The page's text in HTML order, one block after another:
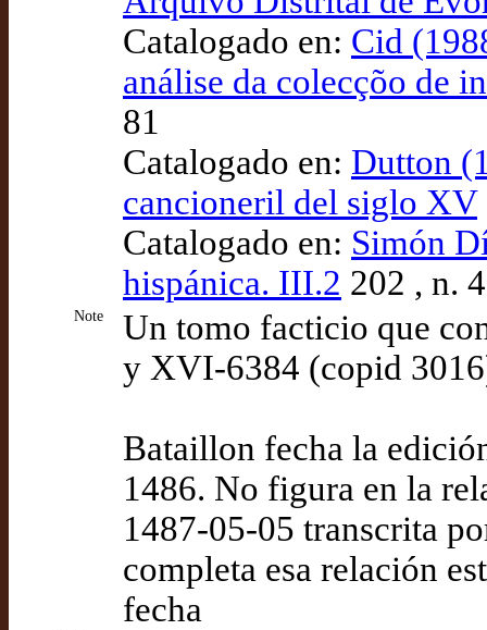
Catalogado en: Cid
análise da colecçõo de
81
Catalogado en: Dutton
cancioneril del siglo XV
Catalogado en: Simón
hispánica. III.2 202 , n.
Note
Un tomo facticio que
y XVI-6384 (copid
Bataillon fecha la
1486. No figura en la
1487-05-05 transcrita
completa esa relación
fecha